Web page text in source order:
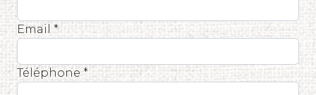
Email *
Téléphone *